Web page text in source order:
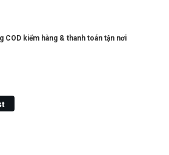
COD kiểm hàng & thanh toán tận nơi